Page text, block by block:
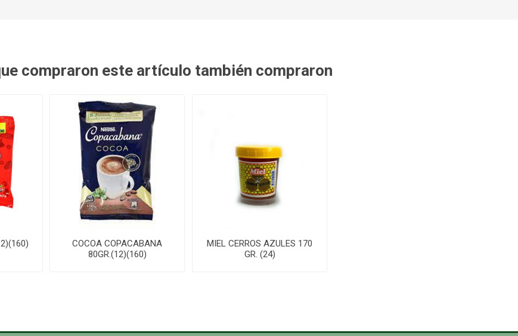
compraron este artículo también compraron
COCOA COPACABANA
80GR.(12)(160)
MIEL CERROS AZULES 170
GR. (24)